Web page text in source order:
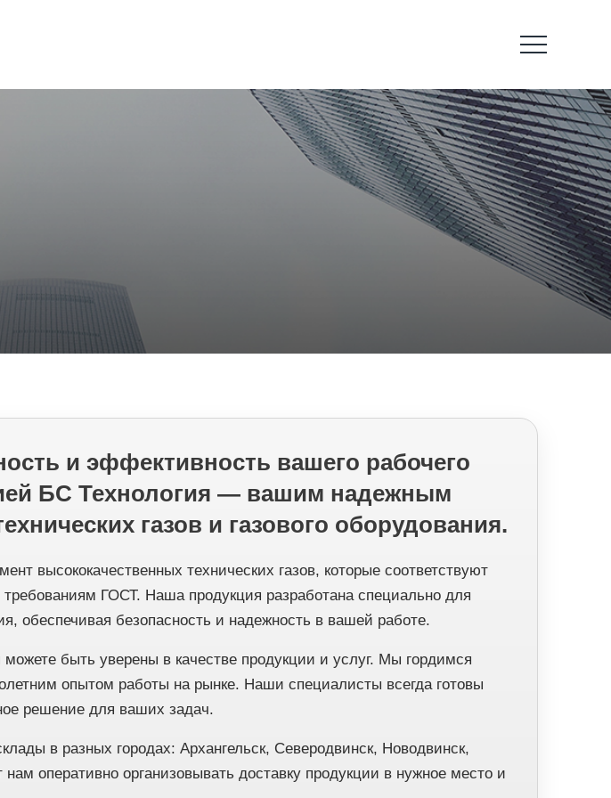
и эффективность вашего рабочего
БС Технология — вашим надежным
газов и газового оборудования.
высококачественных технических газов, которые соответствуют
ГОСТ. Наша продукция разработана специально для
обеспечивая безопасность и надежность в вашей работе.
быть уверены в качестве продукции и услуг. Мы гордимся
опытом работы на рынке. Наши специалисты всегда готовы
решение для ваших задач.
в разных городах: Архангельск, Северодвинск, Новодвинск,
оперативно организовывать доставку продукции в нужное место и